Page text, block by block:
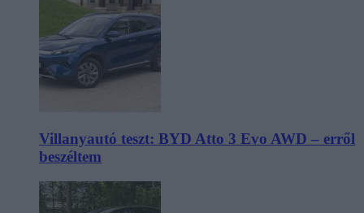
Villanyautó teszt: BYD Atto 3 Evo AWD – erről
beszéltem